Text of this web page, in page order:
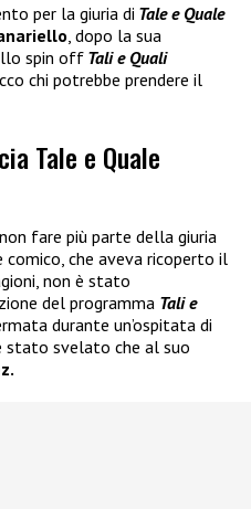
per la giuria di Tale e Quale
, dopo la sua
spin off Tali e Quali
chi potrebbe prendere il
Tale e Quale
fare più parte della giuria
comico, che aveva ricoperto il
non è stato
del programma Tali e
durante un’ospitata di
stato svelato che al suo